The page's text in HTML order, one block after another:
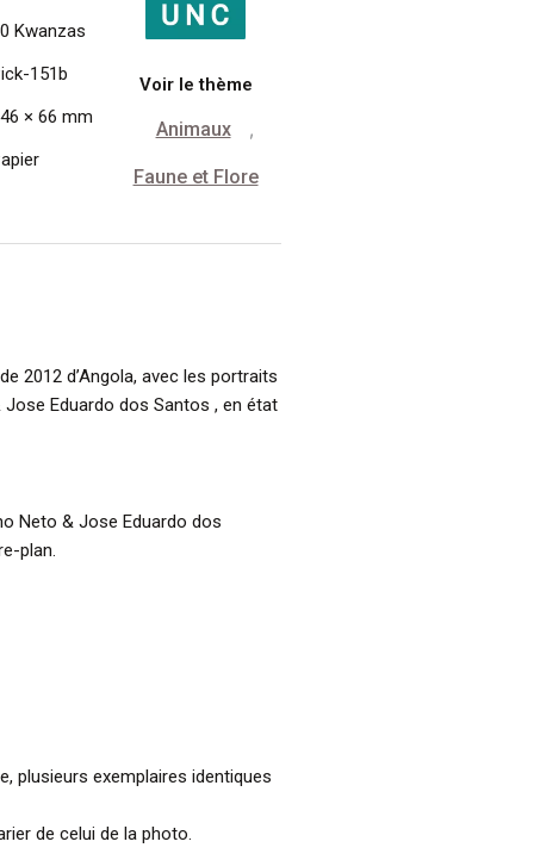
Kwanzas
151b
× 66 mm
Voir le thème
Animaux ,
Faune et Flore
2012 d’Angola, avec les portraits
Eduardo dos Santos , en état
Neto & Jose Eduardo dos
plan.
plusieurs exemplaires identiques
de celui de la photo.